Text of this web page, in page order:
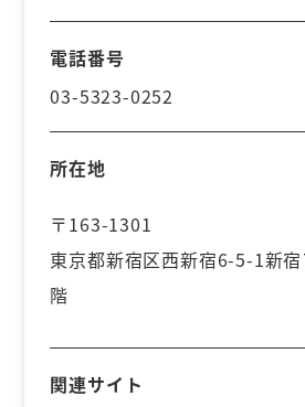
電話番号
03-5323-0252
所在地
〒163-1301
東京都新宿区西新宿6-5-1新
階
関連サイト